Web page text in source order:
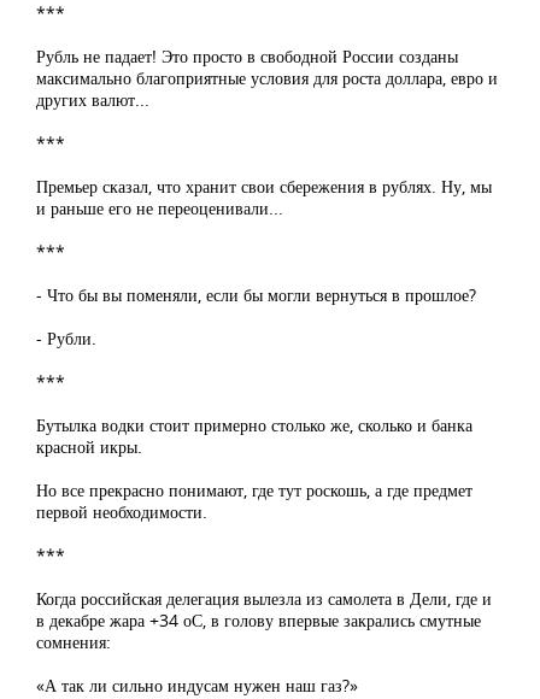
***
Рубль не падает! Это просто в свободной России созданы
максимально благоприятные условия для роста доллара, евро и
других валют...
***
Премьер сказал, что хранит свои сбережения в рублях. Ну, мы
и раньше его не переоценивали...
***
- Что бы вы поменяли, если бы могли вернуться в прошлое?
- Рубли.
***
Бутылка водки стоит примерно столько же, сколько и банка
красной икры.
Но все прекрасно понимают, где тут роскошь, а где предмет
первой необходимости.
***
Когда российская делегация вылезла из самолета в Дели, где и
в декабре жара +34 оС, в голову впервые закрались смутные
сомнения:
«А так ли сильно индусам нужен наш газ?»